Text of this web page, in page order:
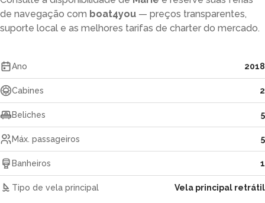
de navegação com boat4you — preços transparentes,
suporte local e as melhores tarifas de charter do mercado.
Ano 2018
Cabines 2
Beliches 5
Máx. passageiros 5
Banheiros 1
Tipo de vela principal Vela principal retrátil